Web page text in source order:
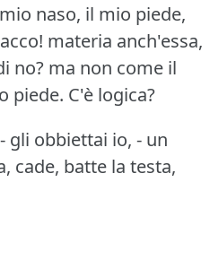
naso, il mio piede,
materia anch'essa,
no? ma non come il
piede. C'è logica?
gli obbiettai io, - un
cade, batte la testa,